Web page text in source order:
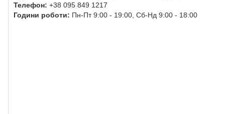
Телефон: +38 095 849 1217
Години роботи: Пн-Пт 9:00 - 19:00, Сб-Нд 9:00 - 18:00